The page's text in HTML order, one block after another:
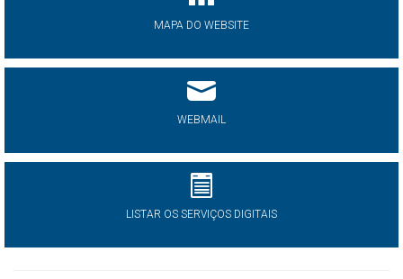
MAPA DO WEBSITE
WEBMAIL
LISTAR OS SERVIÇOS DIGITAIS